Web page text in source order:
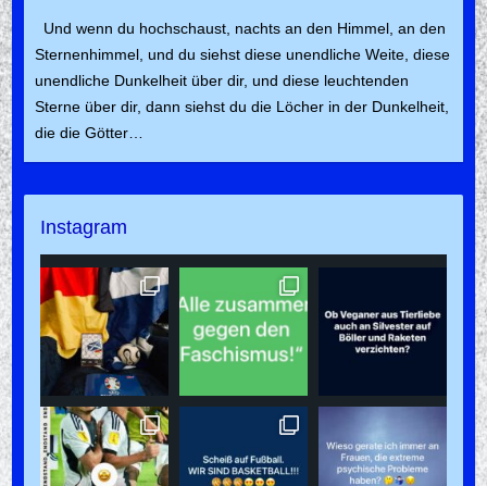
Und wenn du hochschaust, nachts an den Himmel, an den
Sternenhimmel, und du siehst diese unendliche Weite, diese
unendliche Dunkelheit über dir, und diese leuchtenden
Sterne über dir, dann siehst du die Löcher in der Dunkelheit,
die die Götter…
Instagram